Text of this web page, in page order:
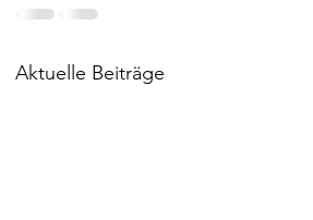
Aktuelle Beiträge